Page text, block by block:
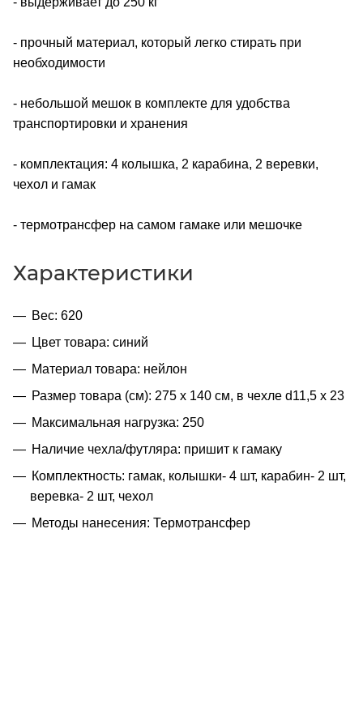
- прочный материал, который легко стирать при
необходимости
- небольшой мешок в комплекте для удобства
транспортировки и хранения
- комплектация: 4 колышка, 2 карабина, 2 веревки,
чехол и гамак
- термотрансфер на самом гамаке или мешочке
Характеристики
Вес: 620
Цвет товара: синий
Материал товара: нейлон
Размер товара (см): 275 х 140 см, в чехле d11,5 х 23
Максимальная нагрузка: 250
Наличие чехла/футляра: пришит к гамаку
Комплектность: гамак, колышки- 4 шт, карабин- 2 шт,
веревка- 2 шт, чехол
Методы нанесения: Термотрансфер